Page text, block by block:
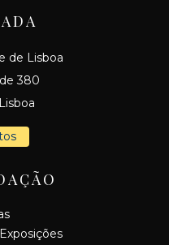
de Lisboa
380